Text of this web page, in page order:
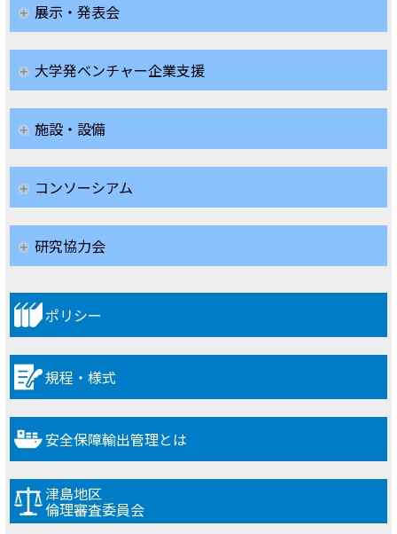
展示・発表会
大学発ベンチャー企業支援
施設・設備
コンソーシアム
研究協力会
ポリシー
規程・様式
安全保障輸出管理とは
津島地区
倫理審査委員会